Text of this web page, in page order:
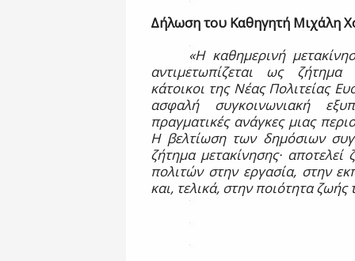
Δήλωση του Καθηγητή Μιχάλη
«Η καθημερινή
αντιμετωπίζεται ως ζήτημα
κάτοικοι της Νέας Πολιτείας
ασφαλή συγκοινωνιακή
πραγματικές ανάγκες μιας
Η βελτίωση των δημόσιων
ζήτημα μετακίνησης·
πολιτών στην εργασία, στην
και, τελικά, στην ποιότητα ζωής